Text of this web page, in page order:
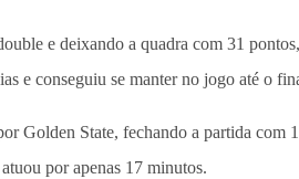
e deixando a quadra com 31
e conseguiu se manter no jogo até o
Golden State, fechando a partida
por apenas 17 minutos.